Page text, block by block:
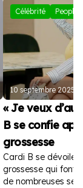
Célébrité People
10 septembre 2025
« Je veux
B se confie
grossesse
Cardi B se dévoile
grossesse qui font
de nombreuses